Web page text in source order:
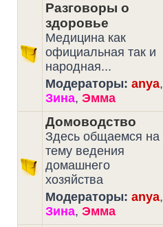
Разговоры о
здоровье
Медицина как
официальная так и
народная...
Модераторы: anya,
Зина, Эмма
Домоводство
Здесь общаемся на
тему ведения
домашнего
хозяйства
Модераторы: anya,
Зина, Эмма